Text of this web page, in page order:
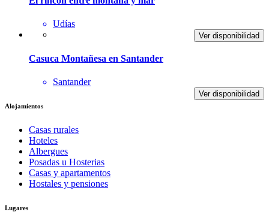
Udías
Ver disponibilidad
Casuca Montañesa en Santander
Santander
Ver disponibilidad
Alojamientos
Casas rurales
Hoteles
Albergues
Posadas u Hosterias
Casas y apartamentos
Hostales y pensiones
Lugares